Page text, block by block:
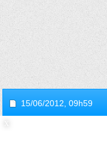
15/06/2012, 09h59